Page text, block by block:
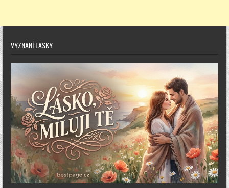
VYZNÁNÍ LÁSKY